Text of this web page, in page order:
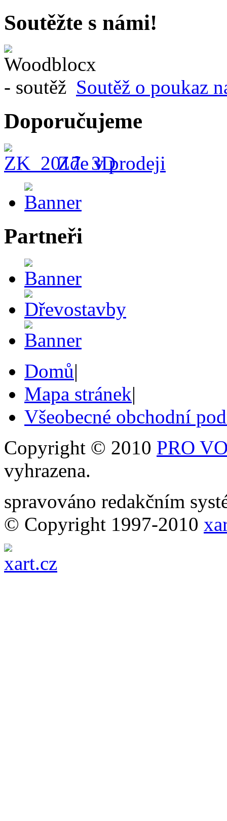
Soutěžte s námi!
Soutěž o poukaz
Doporučujeme
Zde v prodeji
Partneři
Domů|
Mapa stránek|
Všeobecné obchodní
Copyright © 2010 PRO
vyhrazena.
spravováno redakčním
© Copyright 1997-2010